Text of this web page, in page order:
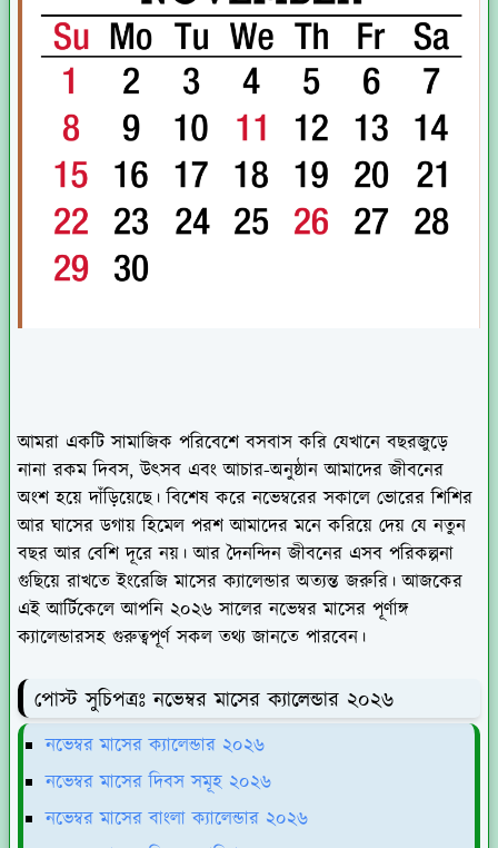
আমরা একটি সামাজিক পরিবেশে বসবাস করি যেখানে বছরজুড়ে
নানা রকম দিবস, উৎসব এবং আচার-অনুষ্ঠান আমাদের জীবনের
অংশ হয়ে দাঁড়িয়েছে। বিশেষ করে নভেম্বরের সকালে ভোরের শিশির
আর ঘাসের ডগায় হিমেল পরশ আমাদের মনে করিয়ে দেয় যে নতুন
বছর আর বেশি দূরে নয়। আর দৈনন্দিন জীবনের এসব পরিকল্পনা
গুছিয়ে রাখতে ইংরেজি মাসের ক্যালেন্ডার অত্যন্ত জরুরি। আজকের
এই আর্টিকেলে আপনি ২০২৬ সালের নভেম্বর মাসের পূর্ণাঙ্গ
ক্যালেন্ডারসহ গুরুত্বপূর্ণ সকল তথ্য জানতে পারবেন।
পোস্ট সুচিপত্রঃ নভেম্বর মাসের ক্যালেন্ডার ২০২৬
নভেম্বর মাসের ক্যালেন্ডার ২০২৬
নভেম্বর মাসের দিবস সমূহ ২০২৬
নভেম্বর মাসের বাংলা ক্যালেন্ডার ২০২৬